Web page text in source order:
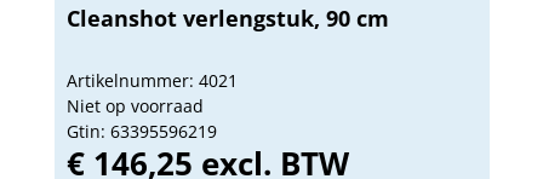
Cleanshot verlengstuk, 90 cm
Artikelnummer: 4021
Niet op voorraad
Gtin: 63395596219
€ 146,25 excl. BTW